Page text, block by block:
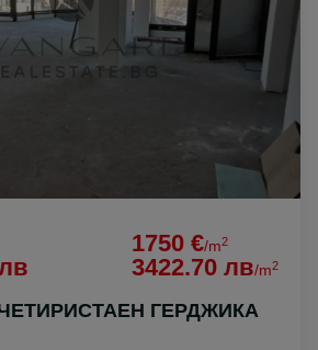
1750 €/m2
3422.70 лв/m2
ГЕРДЖИКА